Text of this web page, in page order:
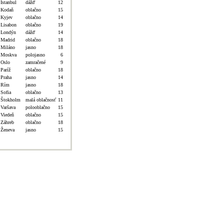
Istanbul
dážď
12
Kodaň
oblačno
15
Kyjev
oblačno
14
Lisabon
oblačno
19
Londýn
dážď
14
Madrid
oblačno
18
Miláno
jasno
18
Moskva
polojasno
6
Oslo
zamračené
9
Paríž
oblačno
18
Praha
jasno
14
Rím
jasno
18
Sofia
oblačno
13
Štokholm
malá oblačnosť 11
Varšava
polooblačno
15
Viedeň
oblačno
15
Záhreb
oblačno
18
Ženeva
jasno 15